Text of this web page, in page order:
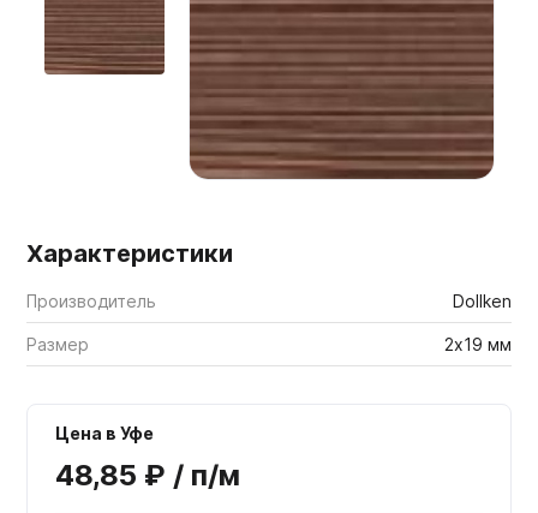
Мебельные образцы, каталоги
Характеристики
Производитель Dollken
Размер 2х19 мм
Цена в Уфе
48,85 ₽ / п/м